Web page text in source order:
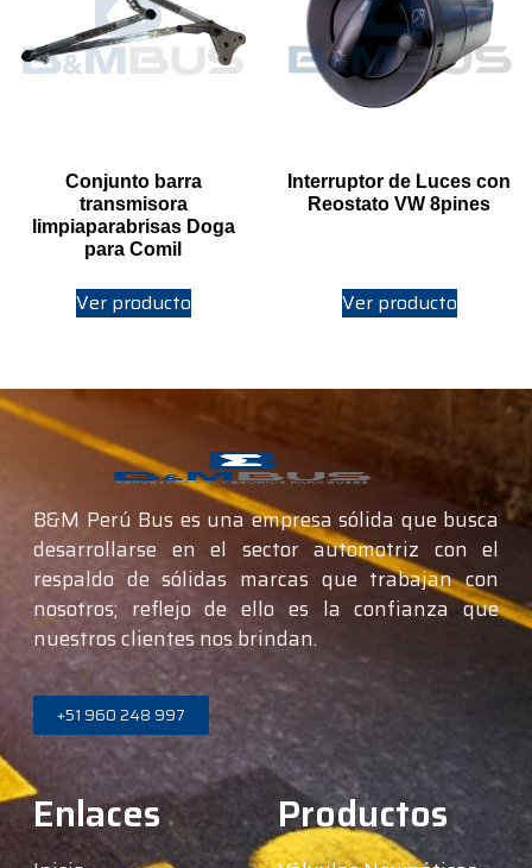
Conjunto barra
transmisora
limpiaparabrisas Doga
para Comil
Ver producto
Interruptor de Luces con
Reostato VW 8pines
Ver producto
B&M Perú Bus es una empresa sólida que busca
desarrollarse en el sector automotriz con el
respaldo de sólidas marcas que trabajan con
nosotros; reflejo de ello es la confianza que
nuestros clientes nos brindan.
+51 960 248 997
Enlaces Productos